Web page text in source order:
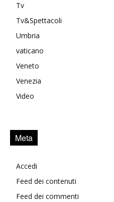
Tv
Tv&Spettacoli
Umbria
vaticano
Veneto
Venezia
Video
Meta
Accedi
Feed dei contenuti
Feed dei commenti